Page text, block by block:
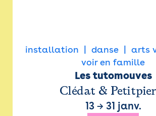
installation danse arts
voir en famille
Les tutomouves
Clédat &
13→ 31 janv.